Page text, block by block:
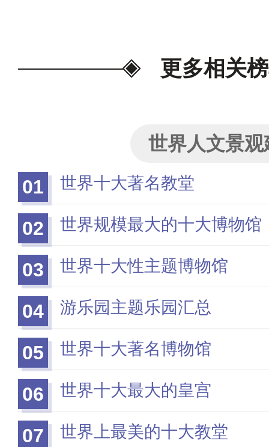
更多相关
世界人文景观
01
世界十大著名教堂
02 世界规模最大的十大博物馆
03 世界十大性主题博物馆
04 游乐园主题乐园汇总
05 世界十大著名博物馆
06 世界十大最大的皇宫
07 世界上最美的十大教堂